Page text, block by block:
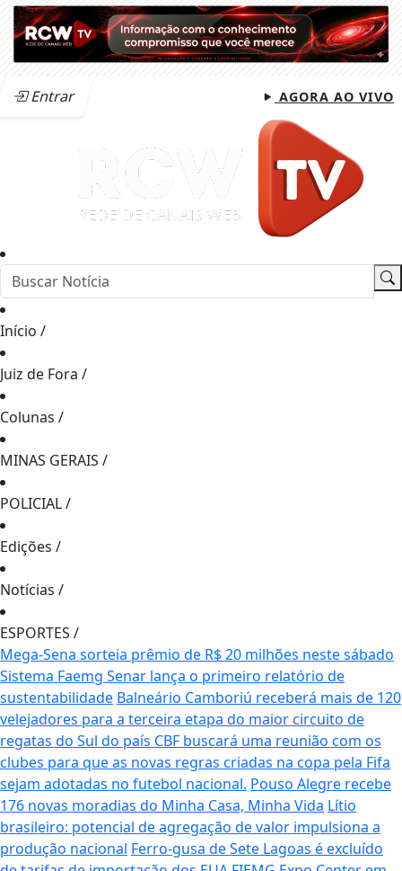
Entrar AGORA AO VIVO
Início /
Juiz de Fora /
Colunas /
MINAS GERAIS /
POLICIAL/
Edições /
Notícias /
ESPORTES /
Mega-Sena sorteia prêmio de R$ 20 milhões neste sábado
Sistema Faemg Senar lança o primeiro relatório de
sustentabilidade Balneário Camboriú receberá mais de 120
velejadores para a terceira etapa do maior circuito de
regatas do Sul do país CBF buscará uma reunião com os
clubes para que as novas regras criadas na copa pela Fifa
sejam adotadas no futebol nacional. Pouso Alegre recebe
176 novas moradias do Minha Casa, Minha Vida Lítio
brasileiro: potencial de agregação de valor impulsiona a
produção nacional Ferro-gusa de Sete Lagoas é excluído